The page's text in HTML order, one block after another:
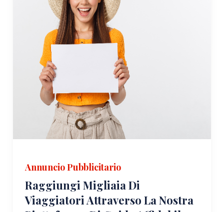
Annuncio Pubblicitario
Raggiungi Migliaia Di
Viaggiatori Attraverso La Nostra